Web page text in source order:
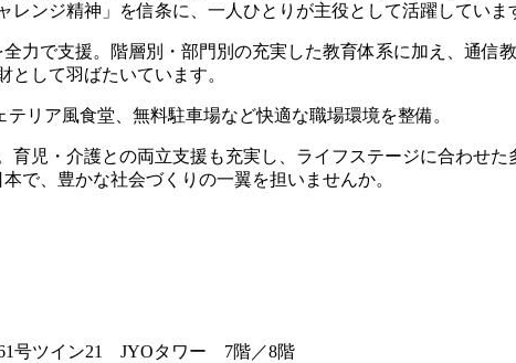
ンジ精神」を信条に、一人ひとりが主役として活躍していま
力で支援。階層別・部門別の充実した教育体系に加え、通信
として羽ばたいています。
リア風食堂、無料駐車場など快適な職場環境を整備。
育児・介護との両立支援も充実し、ライフステージに合わせ
で、豊かな社会づくりの一翼を担いませんか。
61号ツイン21 JYOタワー 7階／8階